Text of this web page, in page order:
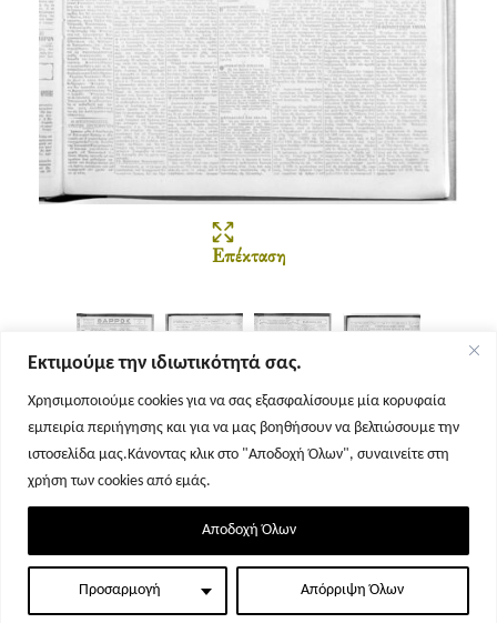
Εκτιμούμε την ιδιωτικότητά σας.
Χρησιμοποιούμε cookies για να σας εξασφαλίσουμε μία κορυφαία
εμπειρία περιήγησης και για να μας βοηθήσουν να βελτιώσουμε την
ιστοσελίδα μας.Κάνοντας κλικ στο "Αποδοχή Όλων", συναινείτε στη
χρήση των cookies από εμάς.
Προσαρμογή Απόρριψη Όλων
Αποδοχή Όλων
Επέκταση
Σελίδα 1 Σελίδα 2 Σελίδα 3 Σελίδα 4